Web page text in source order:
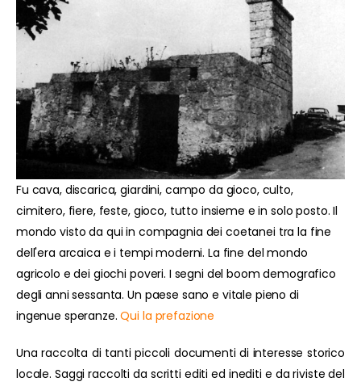
Fu cava, discarica, giardini, campo da gioco, culto,
cimitero, fiere, feste, gioco, tutto insieme e in solo posto. Il
mondo visto da qui in compagnia dei coetanei tra la fine
dell'era arcaica e i tempi moderni. La fine del mondo
agricolo e dei giochi poveri. I segni del boom demografico
degli anni sessanta. Un paese sano e vitale pieno di
ingenue speranze.Qui la prefazione
Una raccolta di tanti piccoli documenti di interesse storico
locale. Saggi raccolti da scritti editi ed inediti e da riviste del